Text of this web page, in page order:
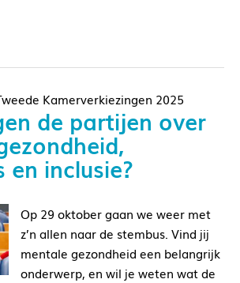
Kamerverkiezingen 2025
de partijen over
en inclusie?
Op 29 oktober gaan we weer met
z’n allen naar de stembus. Vind jij
mentale gezondheid een belangrijk
onderwerp, en wil je weten wat de